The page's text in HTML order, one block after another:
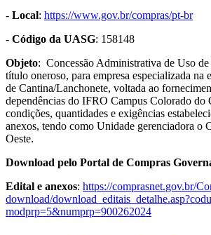
- Local: https://www.gov.br/compras/pt-br
- Código da UASG: 158148
Objeto: Concessão Administrativa de Uso de
título oneroso, para empresa especializada na
de Cantina/Lanchonete, voltada ao
dependências do IFRO Campus Colorado do
condições, quantidades e exigências
anexos, tendo como Unidade gerenciadora o
Oeste.
Download pelo Portal de Compras
Edital e anexos: https://comprasnet.gov.br/
download/download_editais_
modprp=5&numprp=900262024